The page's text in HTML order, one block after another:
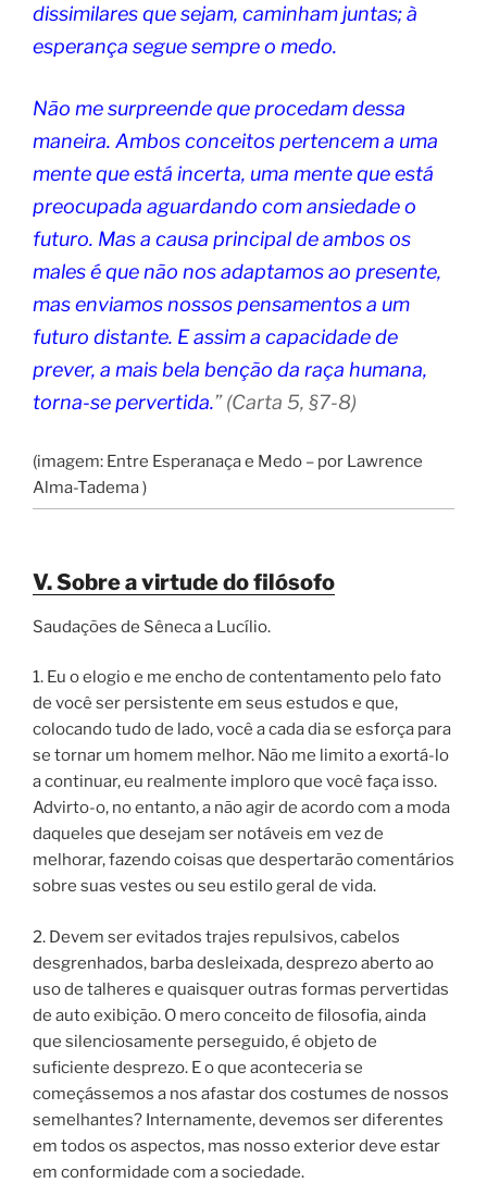
dissimilares que sejam, caminham juntas; à
esperança segue sempre o medo.
Não me surpreende que procedam dessa
maneira. Ambos conceitos pertencem a uma
mente que está incerta, uma mente que está
preocupada aguardando com ansiedade o
futuro. Mas a causa principal de ambos os
males é que não nos adaptamos ao presente,
mas enviamos nossos pensamentos a um
futuro distante. E assim a capacidade de
prever, a mais bela benção da raça humana,
torna-se pervertida.” (Carta 5, §7-8)
(imagem: Entre Esperanaça e Medo – por Lawrence
Alma-Tadema )
V. Sobre a virtude do filósofo
Saudações de Sêneca a Lucílio.
1. Eu o elogio e me encho de contentamento pelo fato
de você ser persistente em seus estudos e que,
colocando tudo de lado, você a cada dia se esforça para
se tornar um homem melhor. Não me limito a exortá-lo
a continuar, eu realmente imploro que você faça isso.
Advirto-o, no entanto, a não agir de acordo com a moda
daqueles que desejam ser notáveis em vez de
melhorar, fazendo coisas que despertarão comentários
sobre suas vestes ou seu estilo geral de vida.
2. Devem ser evitados trajes repulsivos, cabelos
desgrenhados, barba desleixada, desprezo aberto ao
uso de talheres e quaisquer outras formas pervertidas
de auto exibição. O mero conceito de filosofia, ainda
que silenciosamente perseguido, é objeto de
suficiente desprezo. E o que aconteceria se
começássemos a nos afastar dos costumes de nossos
semelhantes? Internamente, devemos ser diferentes
em todos os aspectos, mas nosso exterior deve estar
em conformidade com a sociedade.